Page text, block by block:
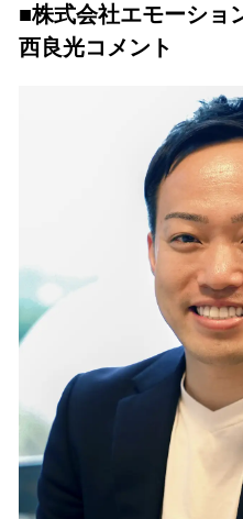
■株式会社エモーショ
西良光コメント